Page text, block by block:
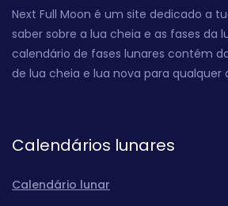
Next Full Moon é um site dedicado a
saber sobre a lua cheia e as fases da
calendário de fases lunares contém
de lua cheia e lua nova para qualquer
Calendários lunares
Calendário lunar